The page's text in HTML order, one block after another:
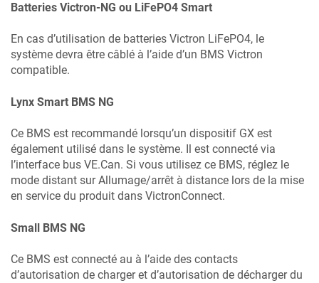
Batteries Victron-NG ou LiFePO4 Smart
En cas d’utilisation de batteries Victron LiFePO4, le
système devra être câblé à l’aide d’un BMS Victron
compatible.
Lynx Smart BMS NG
Ce BMS est recommandé lorsqu’un dispositif GX est
également utilisé dans le système. Il est connecté via
l’interface bus VE.Can. Si vous utilisez ce BMS, réglez le
mode distant sur Allumage/arrêt à distance lors de la mise
en service du produit dans VictronConnect.
Small BMS NG
Ce BMS est connecté au à l’aide des contacts
d’autorisation de charger et d’autorisation de décharger du